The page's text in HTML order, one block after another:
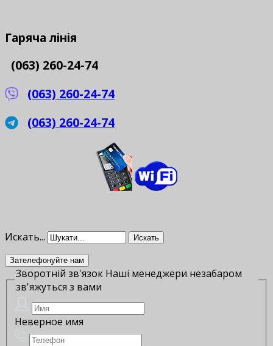
Гаряча лінія
(063) 260-24-74
(063) 260-24-74
(063) 260-24-74
Искать... Искать
Зателефонуйте нам
Зворотній зв'язок Наші менеджери незабаром
зв'яжуться з вами
Неверное имя